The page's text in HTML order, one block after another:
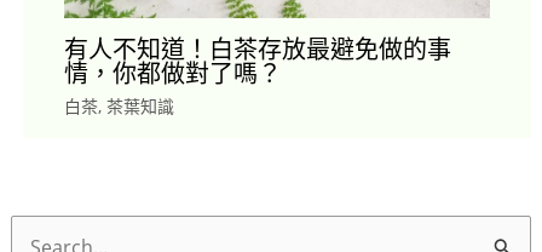
有人不知道！白茶存放最避免做的事
情，你都做對了嗎？
白茶, 茶葉知識